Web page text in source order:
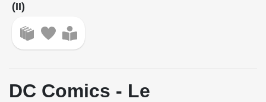
(II)
DC Comics - Le